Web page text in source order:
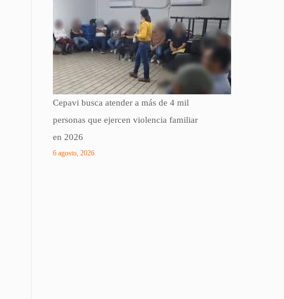
Cepavi busca atender a más de 4 mil
personas que ejercen violencia familiar
en 2026
6 agosto, 2026